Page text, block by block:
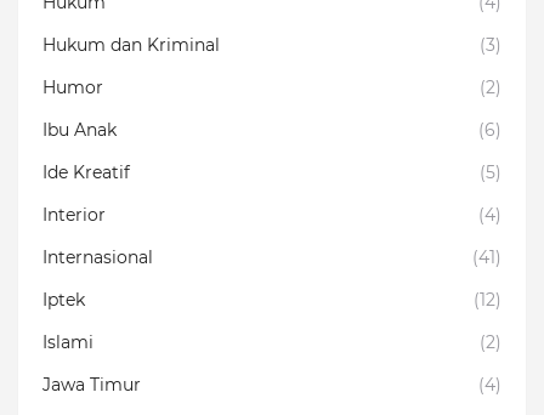
Hukum dan Kriminal
(3)
Humor
(2)
Ibu Anak
(6)
Ide Kreatif
(5)
Interior
(4)
Internasional
(41)
Iptek
(12)
Islami
(2)
Jawa Timur
(4)